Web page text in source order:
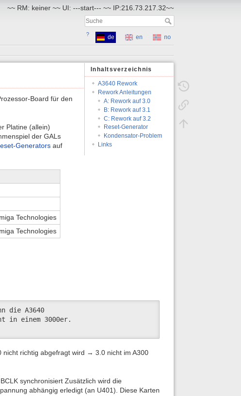
~~ RM: keiner ~~ UI: ---start--- ~~ IP:216.73.217.32~~
? de en
no
Inhaltsverzeichnis
A3640 Rework
Rework Anleitungen
A: Rework auf 3.0
B: Rework auf 3.1
C: Rework auf 3.2
Reset-Generator
Kondensator-Problem
Links
Board für den
Platine (allein)
der GALs
Generators auf
Technologies
Technologies
die A3640
in einem 3000er.
nicht richtig abgefragt wird → 3.0 nicht im A300
synchronisiert Zusätzlich wird die
abhängig erledigt (an U401). Diese Karten